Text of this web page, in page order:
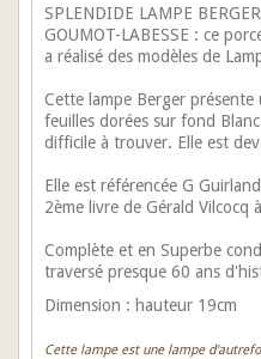
SPLENDIDE LAMPE
GOUMOT-LABESSE : ce
a réalisé des modèles de
Cette lampe Berger
feuilles dorées sur fond
difficile à trouver. Elle est
Elle est référencée G
2ème livre de Gérald Vilcocq
Complète et en Superbe
traversé presque 60 ans
Dimension : hauteur 19cm
Cette lampe est une lampe